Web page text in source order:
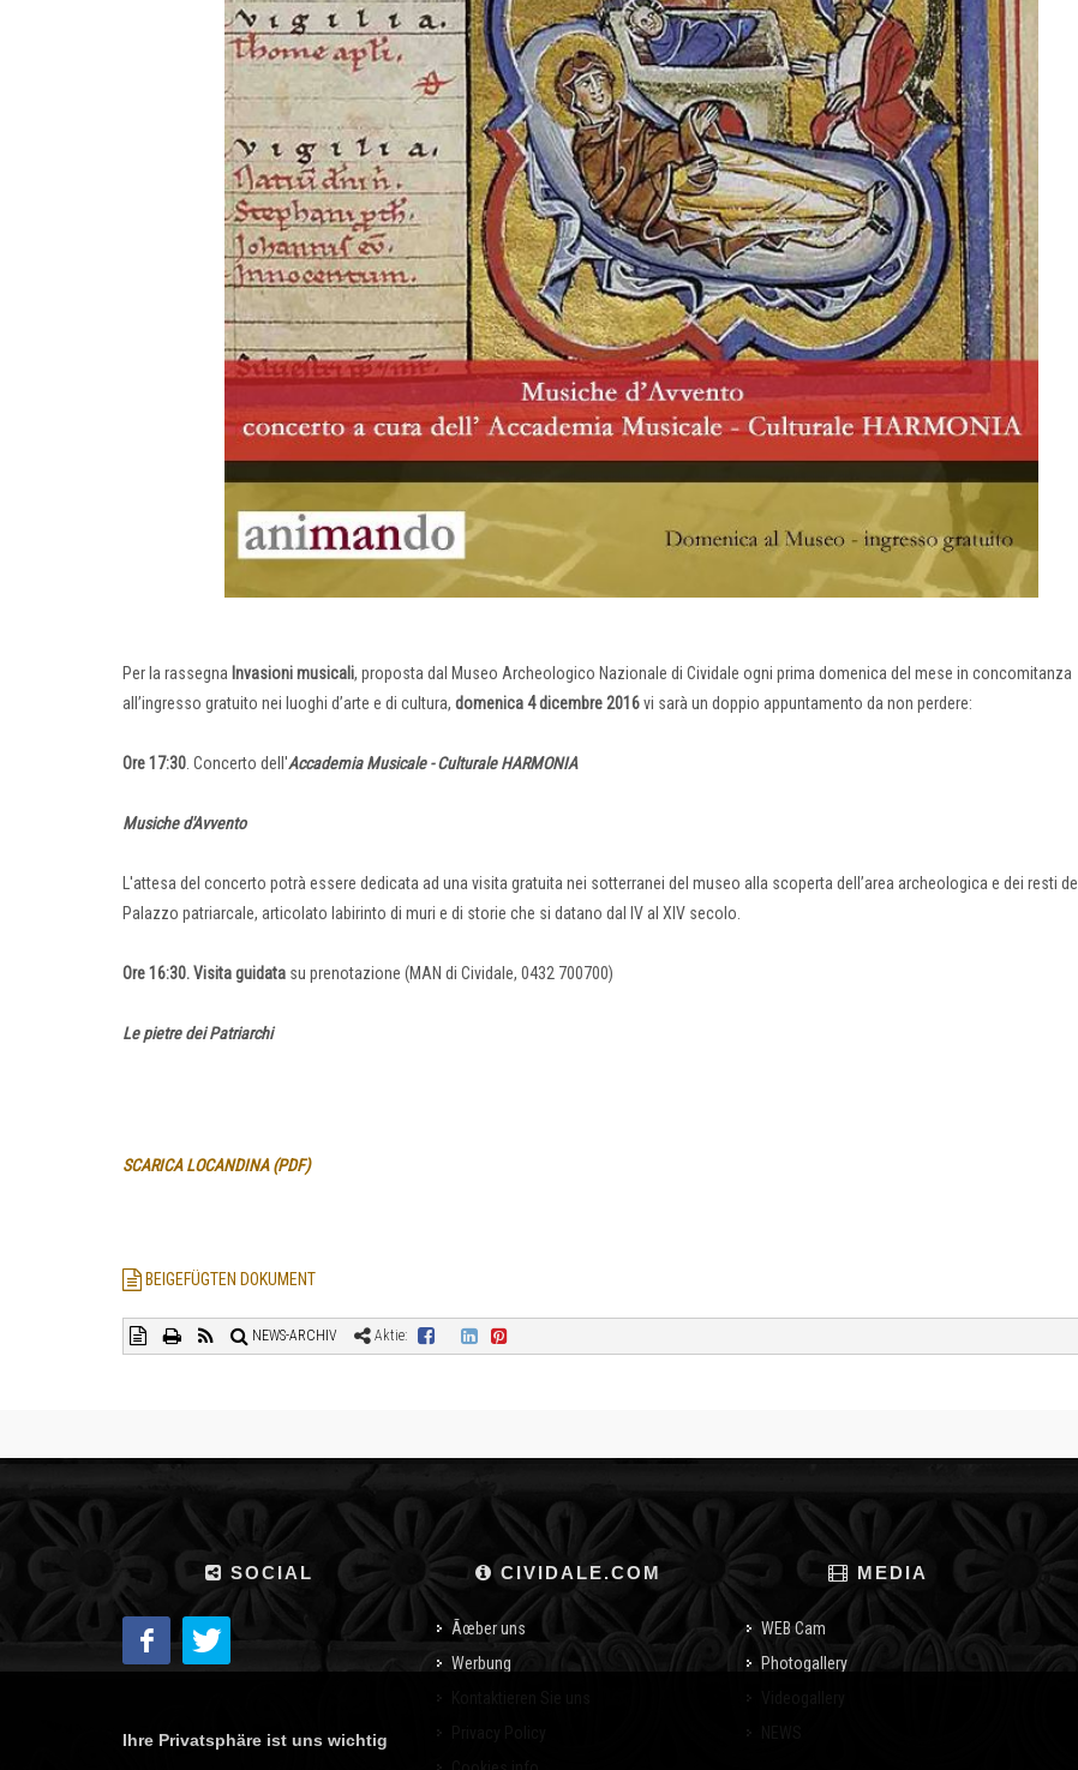
Per la rassegna Invasioni musicali, proposta dal Museo Archeologico Nazionale di Cividale ogni prima domenica del mese in concomitanza
all’ingresso gratuito nei luoghi d’arte e di cultura, domenica 4 dicembre 2016vi sarà un doppio appuntamento da non perdere:
Ore 17:30 . Concerto dell'Accademia Musicale - Culturale HARMONIA
Musiche d'Avvento
L'attesa del concerto potrà essere dedicata ad una visita gratuita nei sotterranei del museo alla scoperta dell’area archeologica e dei resti del
Palazzo patriarcale, articolato labirinto di muri e di storie che si datano dal IV al XIV secolo.
Ore 16:30. Visita guidata su prenotazione (MAN di Cividale, 0432 700700)
Le pietre dei Patriarchi
SCARICA LOCANDINA (PDF)
BEIGEFÜGTEN DOKUMENT
NEWS-ARCHIV Aktie:
SOCIAL CIVIDALE.COM
Ãœber uns
Werbung
MEDIA
WEB Cam
Photogallery
Ihre Privatsphäre ist uns wichtig